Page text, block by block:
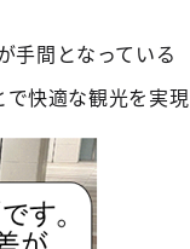
手間となっている
快適な観光を実現